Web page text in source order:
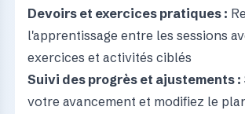
Devoirs et exercices pratiques :
l'apprentissage entre les sessions
exercices et activités ciblés
Suivi des progrès et ajustements :
votre avancement et modifiez le